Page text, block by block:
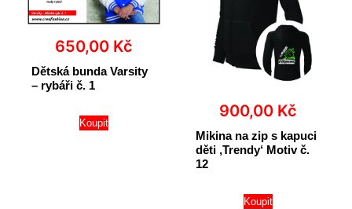
650,00 Kč
Dětská bunda Varsity
– rybáři č. 1
Koupit
900,00 Kč
Mikina na zip s kapuci
děti ‚Trendy‘ Motiv č.
12
Koupit